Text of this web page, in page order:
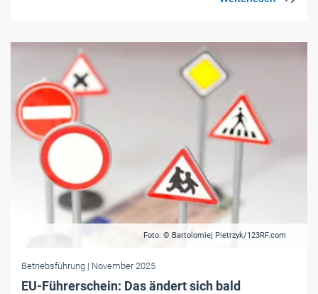
Foto: © Bartolomiej Pietrzyk/123RF.com
Betriebsführung | November 2025
EU-Führerschein: Das ändert sich bald